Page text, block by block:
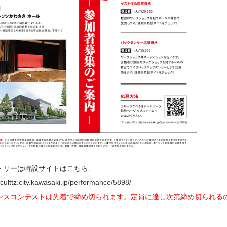
リーは特設サイトはこちら↓
performance/5898/
コンテストは先着で締め切られます。定員に達し次第締め切られる